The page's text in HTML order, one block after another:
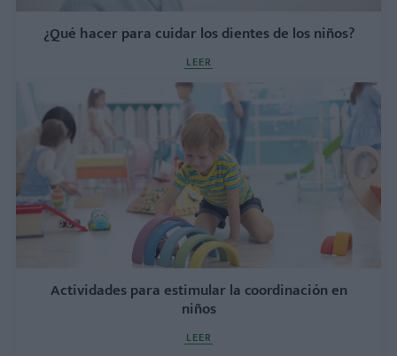
¿Qué hacer para cuidar los dientes de los niños?
LEER
Actividades para estimular la coordinación en
niños
LEER